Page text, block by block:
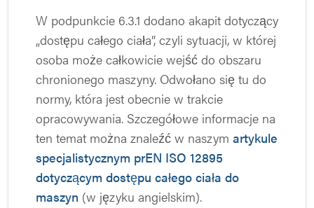
W podpunkcie 6.3.1 dodano akapit dotyczący
„dostępu całego ciała”, czyli sytuacji, w której
osoba może całkowicie wejść do obszaru
chronionego maszyny. Odwołano się tu do
normy, która jest obecnie w trakcie
opracowywania. Szczegółowe informacje na
ten temat można znaleźć w naszym artykule
specjalistycznym prEN ISO 12895
dotyczącym dostępu całego ciała do
maszyn (w języku angielskim).